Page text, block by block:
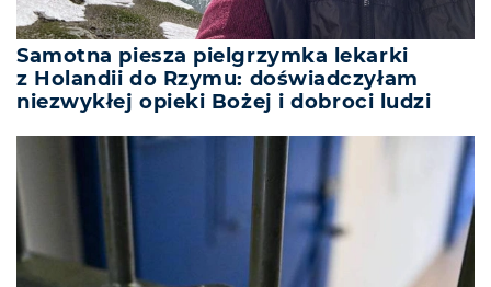
Samotna piesza pielgrzymka lekarki
z Holandii do Rzymu: doświadczyłam
niezwykłej opieki Bożej i dobroci ludzi